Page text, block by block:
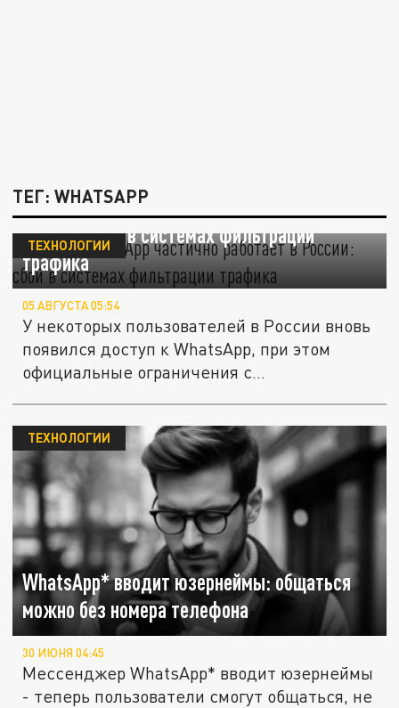
ТЕГ: WHATSAPP
Почему WhatsApp частично работает в
России: сбой в системах фильтрации
трафика
ТЕХНОЛОГИИ
05 АВГУСТА 05:54
У некоторых пользователей в России вновь
появился доступ к WhatsApp, при этом
официальные ограничения с...
WhatsApp* вводит юзернеймы: общаться
можно без номера телефона
ТЕХНОЛОГИИ
30 ИЮНЯ 04:45
Мессенджер WhatsApp* вводит юзернеймы
- теперь пользователи смогут общаться, не